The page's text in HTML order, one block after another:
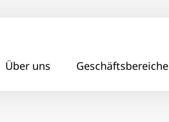
Über uns Geschäftsbereiche